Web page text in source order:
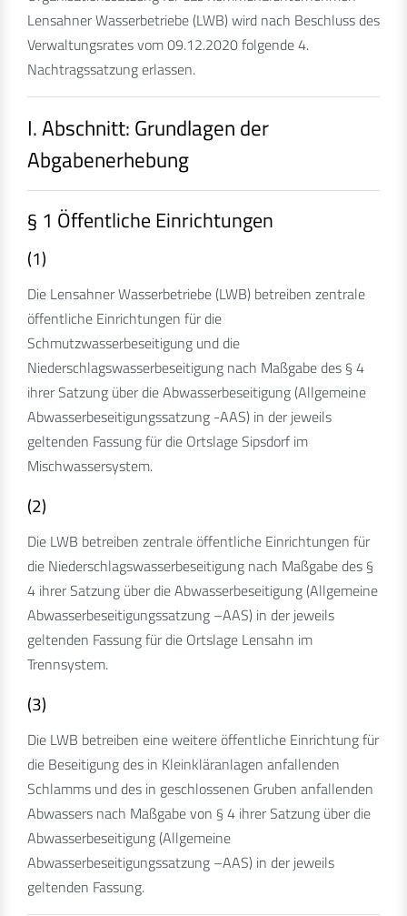
Lensahner Wasserbetriebe (LWB) wird nach Beschluss des
Verwaltungsrates vom 09.12.2020 folgende 4.
Nachtragssatzung erlassen.
I. Abschnitt: Grundlagen der
Abgabenerhebung
§ 1 Öffentliche Einrichtungen
(1)
Die Lensahner Wasserbetriebe (LWB) betreiben zentrale
öffentliche Einrichtungen für die
Schmutzwasserbeseitigung und die
Niederschlagswasserbeseitigung nach Maßgabe des § 4
ihrer Satzung über die Abwasserbeseitigung (Allgemeine
Abwasserbeseitigungssatzung -AAS) in der jeweils
geltenden Fassung für die Ortslage Sipsdorf im
Mischwassersystem.
(2)
Die LWB betreiben zentrale öffentliche Einrichtungen für
die Niederschlagswasserbeseitigung nach Maßgabe des §
4 ihrer Satzung über die Abwasserbeseitigung (Allgemeine
Abwasserbeseitigungssatzung –AAS) in der jeweils
geltenden Fassung für die Ortslage Lensahn im
Trennsystem.
(3)
Die LWB betreiben eine weitere öffentliche Einrichtung für
die Beseitigung des in Kleinkläranlagen anfallenden
Schlamms und des in geschlossenen Gruben anfallenden
Abwassers nach Maßgabe von § 4 ihrer Satzung über die
Abwasserbeseitigung (Allgemeine
Abwasserbeseitigungssatzung –AAS) in der jeweils
geltenden Fassung.